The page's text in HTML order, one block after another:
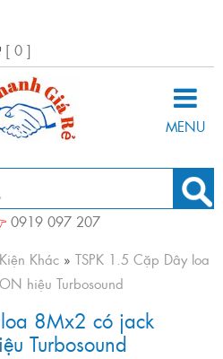
[ 0 ]
MENU
0919 097 207
Khác » TSPK 1.5 Cặp Dây loa
hiệu Turbosound
8Mx2 có jack
Turbosound